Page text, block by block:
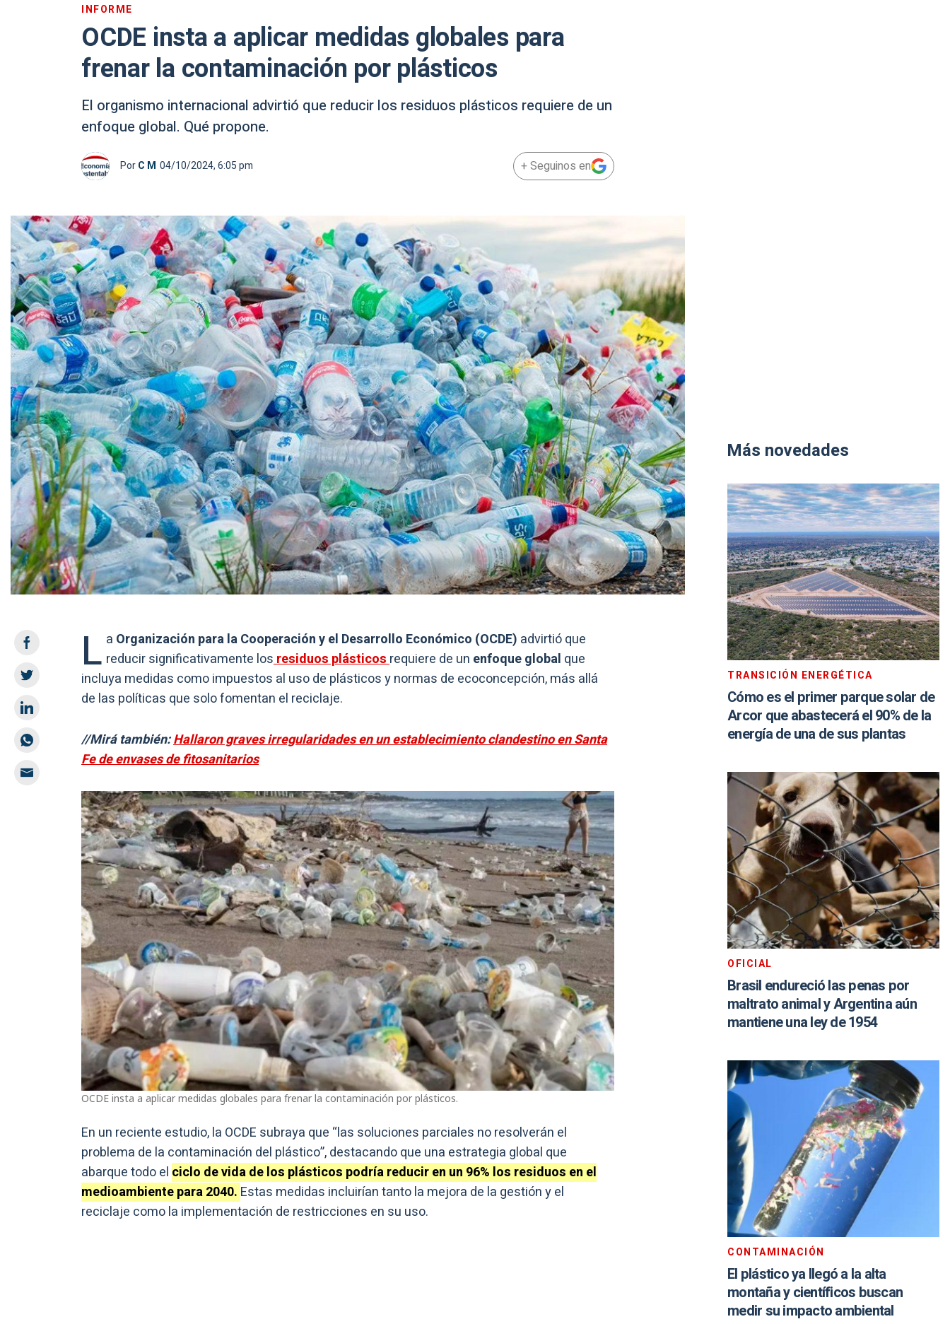
INFORME
OCDE insta a aplicar medidas globales para
frenar la contaminación por plásticos
El organismo internacional advirtió que reducir los residuos plásticos requiere de un
enfoque global. Qué propone.
PorC M 04/10/2024, 6:05 pm + Seguinos en
L a Organización para la Cooperación y el Desarrollo Económico (OCDE) advirtió que
reducir significativamente losresiduos plásticosrequiere de un enfoque global que
incluya medidas como impuestos al uso de plásticos y normas de ecoconcepción, más allá
de las políticas que solo fomentan el reciclaje.
//Mirá también:Hallaron graves irregularidades en un establecimiento clandestino en Santa
Fe de envases de fitosanitarios
OCDE insta a aplicar medidas globales para frenar la contaminación por plásticos.
En un reciente estudio, la OCDE subraya que “las soluciones parciales no resolverán el
problema de la contaminación del plástico”, destacando que una estrategia global que
abarque todo el ciclo de vida de los plásticos podría reducir en un 96% los residuos en el
medioambiente para 2040. Estas medidas incluirían tanto la mejora de la gestión y el
reciclaje como la implementación de restricciones en su uso.
Más novedades
TRANSICIÓN ENERGÉTICA
Cómo es el primer parque solar de
Arcor que abastecerá el 90% de la
energía de una de sus plantas
OFICIAL
Brasil endureció las penas por
maltrato animal y Argentina aún
mantiene una ley de 1954
CONTAMINACIÓN
El plástico ya llegó a la alta
montaña y científicos buscan
medir su impacto ambiental